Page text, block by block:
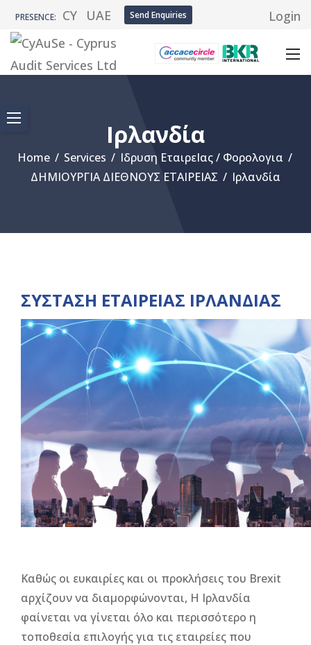
PRESENCE: CY UAE Send Enquiries Login
Ιρλανδία
Home / Services / Ιδρυση ΕταιρεΙας / Φορολογια /
ΔΗΜΙΟΥΡΓΙΑ ΔΙΕΘΝΟΥΣ ΕΤΑΙΡΕΙΑΣ / Ιρλανδία
ΣΥΣΤΑΣΗ ΕΤΑΙΡΕΙΑΣ ΙΡΛΑΝΔΙΑΣ
Καθώς οι ευκαιρίες και οι προκλήσεις του Brexit
αρχίζουν να διαμορφώνονται, Η Ιρλανδία
φαίνεται να γίνεται όλο και περισσότερο η
τοποθεσία επιλογής για τις εταιρείες που